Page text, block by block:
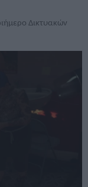
Δικτυακών